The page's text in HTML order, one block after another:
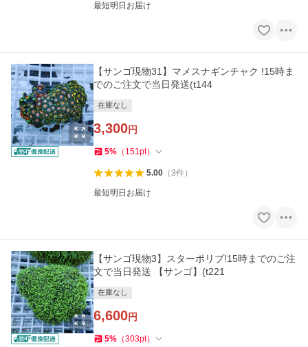
最短明日お届け
【サンゴ現物31】マメスナギンチャク !15時ま
でのご注文で当日発送(t144
在庫なし
3,300円
5% （ 151pt）
5.00（3件）
最短明日お届け
【サンゴ現物3】スターポリプ!15時までのご注
文で当日発送 【サンゴ】(t221
在庫なし
6,600円
5% （303pt）